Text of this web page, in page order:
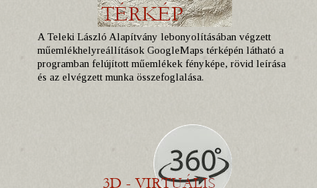
A Teleki László Alapítvány lebonyolításában végzett
műemlékhelyreállítások GoogleMaps térképén látható a
programban felújított műemlékek fényképe, rövid leírása
és az elvégzett munka összefoglalása.